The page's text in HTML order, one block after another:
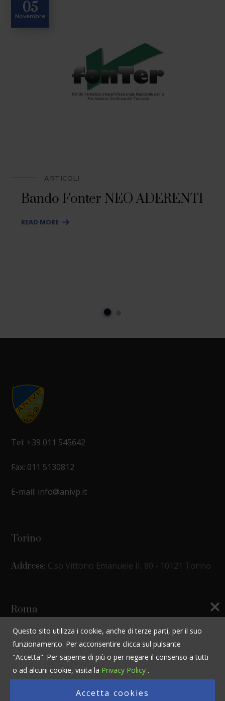
05
Novembre
ARTICOLI
Bando Fonter NEO ADERENTI
READ MORE
Tel: +39 011 545642
Fax: 011 5130812
E-mail: info@anivp.it
Torino
Address: C.so Vittorio Emanuele II, 80 - 10121 Torino
Roma
Address:c/o Federsicurezza - Via Lucania, 13 - 00187
Roma
Questo sito utilizza i cookie, anche di terze parti, per il suo
funzionamento. Per acconsentire clicca sul pulsante
"Accetta". Per saperne di più o per negare il consenso a tutti
o ad alcuni cookie, visita la Privacy Policy .
Accetta cookies